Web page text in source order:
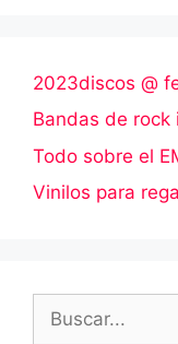
2023discos @
Bandas de rock
Todo sobre el
Vinilos para
Buscar: